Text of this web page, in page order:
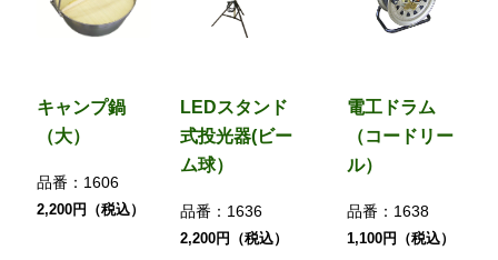
キャンプ鍋
（大）
品番： 1606
2,200円（税込）
LEDスタンド
式投光器(ビー
ム球）
品番： 1636
2,200円（税込）
電工ドラム
（コードリー
ル）
品番： 1638
1,100円（税込）